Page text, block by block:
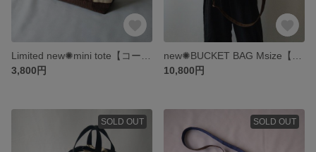
3,800円
10,800円
SOLD OUT SOLD OUT